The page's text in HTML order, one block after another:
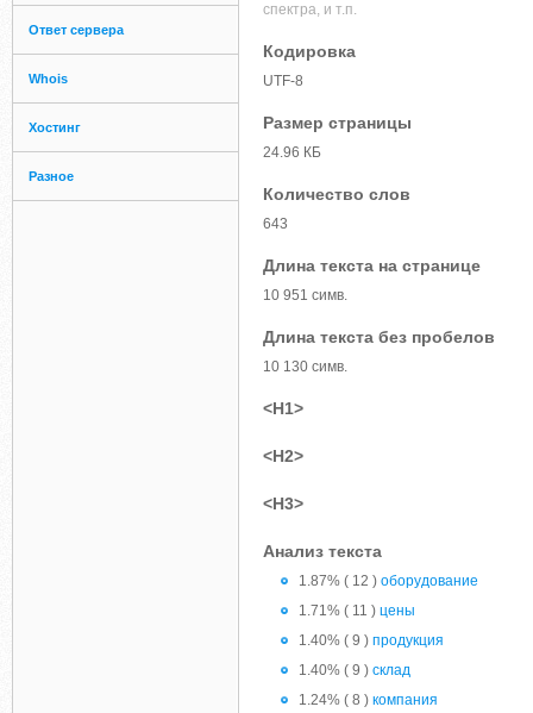
Ответ сервера
Whois
Хостинг
Разное
спектра, и т.п.
Кодировка
UTF-8
Размер страницы
24.96 КБ
Количество слов
643
Длина текста на странице
10 951 симв.
Длина текста без пробелов
10 130 симв.
<H1>
<H2>
<H3>
Анализ текста
1.87% ( 12 ) оборудование
1.71% ( 11 ) цены
1.40% ( 9 ) продукция
1.40% ( 9 ) склад
1.24% ( 8 ) компания